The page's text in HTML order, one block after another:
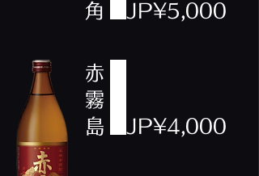
角
JP¥5,000
赤
霧
島
JP¥4,000